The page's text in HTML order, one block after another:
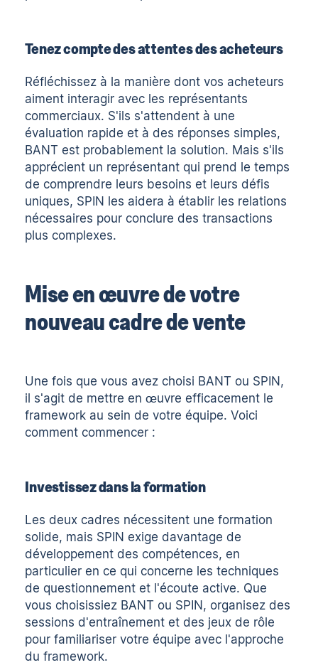
Tenez compte des attentes des acheteurs
Réfléchissez à la manière dont vos acheteurs
aiment interagir avec les représentants
commerciaux. S'ils s'attendent à une
évaluation rapide et à des réponses simples,
BANT est probablement la solution. Mais s'ils
apprécient un représentant qui prend le temps
de comprendre leurs besoins et leurs défis
uniques, SPIN les aidera à établir les relations
nécessaires pour conclure des transactions
plus complexes.
Mise en œuvre de votre
nouveau cadre de vente
Une fois que vous avez choisi BANT ou SPIN,
il s'agit de mettre en œuvre efficacement le
framework au sein de votre équipe. Voici
comment commencer :
Investissez dans la formation
Les deux cadres nécessitent une formation
solide, mais SPIN exige davantage de
développement des compétences, en
particulier en ce qui concerne les techniques
de questionnement et l'écoute active. Que
vous choisissiez BANT ou SPIN, organisez des
sessions d'entraînement et des jeux de rôle
pour familiariser votre équipe avec l'approche
du framework.